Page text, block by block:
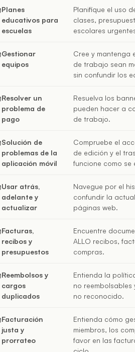
Planes
educativos para
escuelas
Planifique el uso
clases,
escolares
Gestionar
equipos
Cree y mantenga
de trabajo sean
sin confundir los
Resolver un
problema de
pago
Resuelva los
pueden hacer a
de trabajo.
Solución de
problemas de la
aplicación móvil
Compruebe el
de edición y el
funcione como se
Usar atrás,
adelante y
actualizar
Navegue por el
confundir la
páginas web.
Facturas,
recibos y
presupuestos
Encuentre
ALLO recibos,
compras.
Reembolsos y
cargos
duplicados
Entienda la
no
no reconocido.
Facturación
justa y
prorrateo
Entienda cómo
miembros, los
favor en las